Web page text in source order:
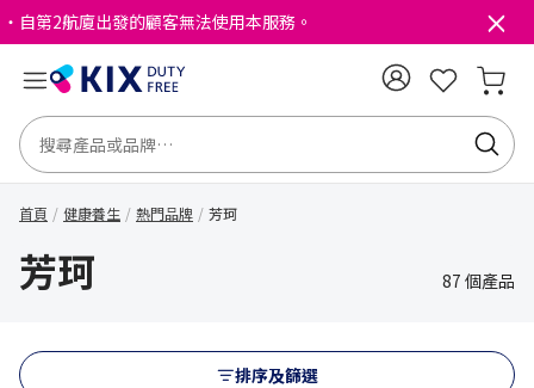
・自第2航廈出發的顧客無法使用本服務。
首頁 健康養生 熱門品牌 芳珂
芳珂 87 個產品
排序及篩選